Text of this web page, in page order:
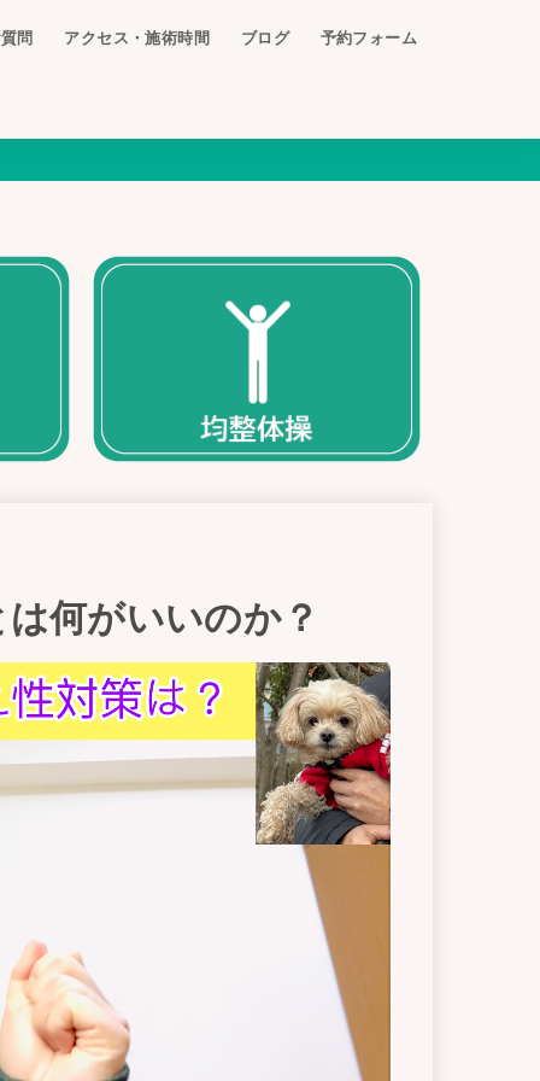
問 アクセス・施術時間 ブログ 予約フォーム
何がいいのか？